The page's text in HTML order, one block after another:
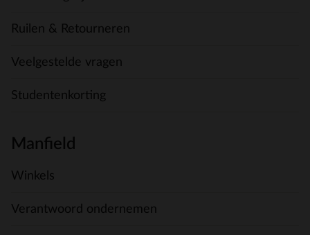
Ruilen & Retourneren
Veelgestelde vragen
Studentenkorting
Manfield
Winkels
Verantwoord ondernemen